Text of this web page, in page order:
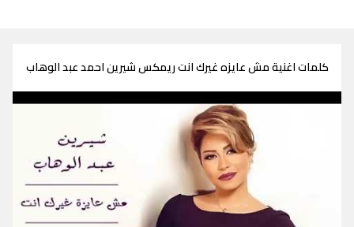
كلمات اغنية مش عايزه غيرك انت ريمكس شيرين احمد عبد الوهاب